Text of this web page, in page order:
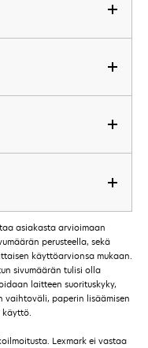
asiakasta arvioimaan
perusteella, sekä
käyttöarvionsa mukaan.
sivumäärän tulisi olla
laitteen suorituskyky,
vaihtoväli, paperin lisäämisen
käyttö.
Lexmark ei vastaa